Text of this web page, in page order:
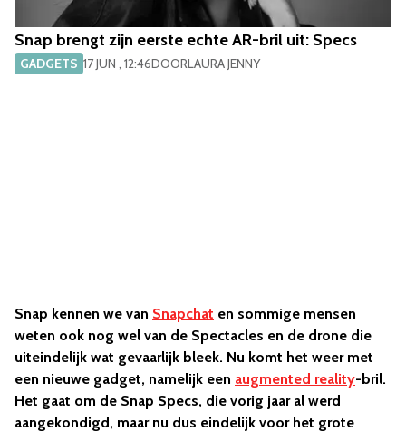
Snap brengt zijn eerste echte AR-bril uit: Specs
GADGETS 17 JUN , 12:46DOORLAURA JENNY
Snap kennen we van Snapchat en sommige mensen
weten ook nog wel van de Spectacles en de drone die
uiteindelijk wat gevaarlijk bleek. Nu komt het weer met
een nieuwe gadget, namelijk een augmented reality-bril.
Het gaat om de Snap Specs, die vorig jaar al werd
aangekondigd, maar nu dus eindelijk voor het grote